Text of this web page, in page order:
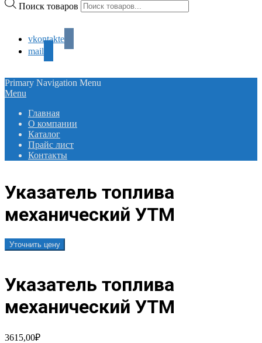
Поиск товаров
vkontakte
mail
Primary Navigation Menu
Menu
Главная
О компании
Каталог
Прайс лист
Контакты
Указатель топлива
механический УТМ
Уточнить цену
Указатель топлива
механический УТМ
3615,00₽